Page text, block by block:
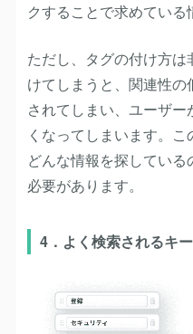
クすることで求めている
ただし、タグの付け方
けてしまうと、関連性
されてしまい、ユーザー
くなってしまいます。
どんな情報を探してい
必要があります。
4．よく検索されるキ